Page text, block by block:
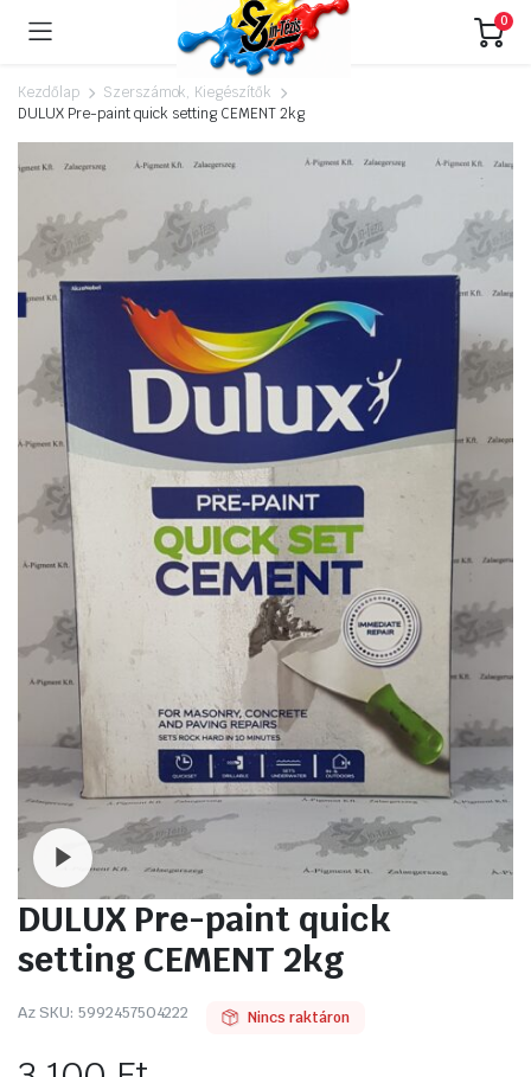
0
Kezdőlap
Szerszámok, Kiegészítők
DULUX Pre-paint quick setting CEMENT 2kg
Watch video
DULUX Pre-paint quick
setting CEMENT 2kg
Az SKU: 5992457504222 Nincs raktáron